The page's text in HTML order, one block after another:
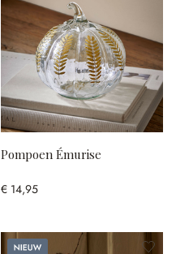
Pompoen Émurise
€ 14,95
Nieuw